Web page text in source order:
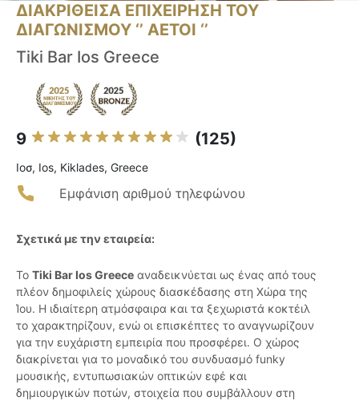
ΔΙΑΚΡΙΘΕΙΣΑ ΕΠΙΧΕΙΡΗΣΗ ΤΟΥ
ΔΙΑΓΩΝΙΣΜΟΥ ‘’ ΑΕΤΟΙ ‘’
Tiki Bar Ios Greece
9 (125)
Ιοσ, Ios, Kiklades, Greece
Εμφάνιση αριθμού τηλεφώνου
Σχετικά με την εταιρεία:
Το Tiki Bar Ios Greece αναδεικνύεται ως ένας από τους
πλέον δημοφιλείς χώρους διασκέδασης στη Χώρα της
Ίου. Η ιδιαίτερη ατμόσφαιρα και τα ξεχωριστά κοκτέιλ
το χαρακτηρίζουν, ενώ οι επισκέπτες το αναγνωρίζουν
για την ευχάριστη εμπειρία που προσφέρει. Ο χώρος
διακρίνεται για το μοναδικό του συνδυασμό funky
μουσικής, εντυπωσιακών οπτικών εφέ και
δημιουργικών ποτών, στοιχεία που συμβάλλουν στη